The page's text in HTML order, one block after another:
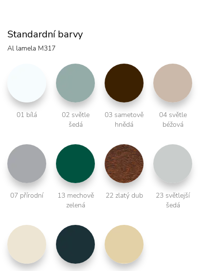
Standardní barvy
Al lamela M317
01 bílá
02 světle
šedá
03 sametově
hnědá
04 světle
béžová
07 přírodní
13 mechově
zelená
22 zlatý dub
23 světlejší
šedá